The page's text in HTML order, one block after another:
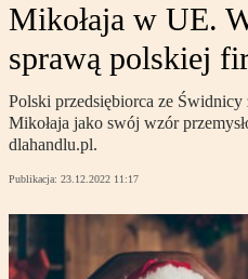
Mikołaja w UE.
sprawą polskiej
Polski przedsiębiorca ze Świdnicy
Mikołaja jako swój wzór
dlahandlu.pl.
Publikacja: 23.12.2022 11:17